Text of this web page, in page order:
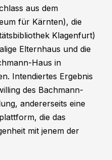
aus dem
für Kärnten), die
Klagenfurt)
Elternhaus und die
Haus in
Intendiertes Ergebnis
des Bachmann-
andererseits eine
die das
mit jenem der